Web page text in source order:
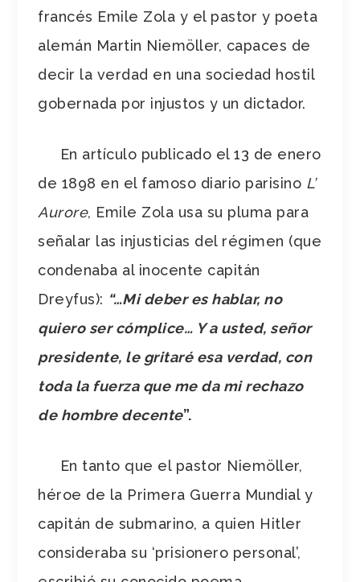
francés Emile Zola y el pastor y poeta
alemán Martin Niemöller, capaces de
decir la verdad en una sociedad hostil
gobernada por injustos y un dictador.
En artículo publicado el 13 de enero
de 1898 en el famoso diario parisino L’
Aurore, Emile Zola usa su pluma para
señalar las injusticias del régimen (que
condenaba al inocente capitán
Dreyfus): “…Mi deber es hablar, no
quiero ser cómplice… Y a usted, señor
presidente, le gritaré esa verdad, con
toda la fuerza que me da mi rechazo
de hombre decente”.
En tanto que el pastor Niemöller,
héroe de la Primera Guerra Mundial y
capitán de submarino, a quien Hitler
consideraba su ‘prisionero personal’,